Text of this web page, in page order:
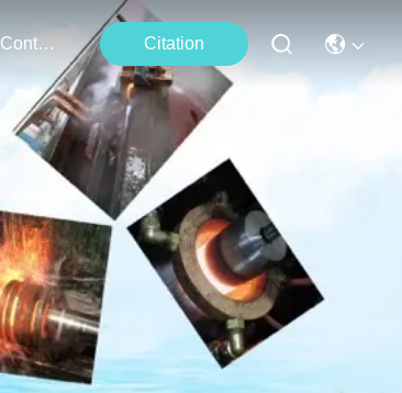
Nous Contacter Citation